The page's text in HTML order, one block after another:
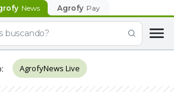
News Agrofy Pay
: AgrofyNews Live